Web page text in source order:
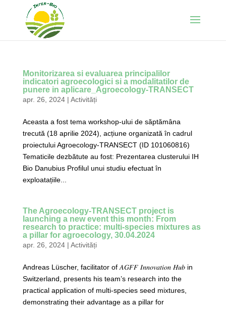
Monitorizarea si evaluarea principalilor
indicatori agroecologici si a modalitatilor de
punere in aplicare_Agroecology-TRANSECT
apr. 26, 2024| Activități
Aceasta a fost tema workshop-ului de săptămâna
trecută (18 aprilie 2024), acțiune organizată în cadrul
proiectului Agroecology-TRANSECT (ID 101060816)
Tematicile dezbătute au fost: Prezentarea clusterului IH
Bio Danubius Profilul unui studiu efectuat în
exploatațiile...
The Agroecology-TRANSECT project is
launching a new event this month: From
research to practice: multi-species mixtures as
a pillar for agroecology, 30.04.2024
apr. 26, 2024| Activități
Andreas Lüscher, facilitator of 𝐴𝐺𝐹𝐹 𝐼𝑛𝑛𝑜𝑣𝑎𝑡𝑖𝑜𝑛 𝐻𝑢𝑏 in
Switzerland, presents his team’s research into the
practical application of multi-species seed mixtures,
demonstrating their advantage as a pillar for